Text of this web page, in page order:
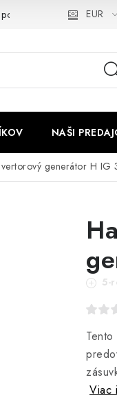
cookies EUR
NAŠI
generátor H IG
5-
Viac